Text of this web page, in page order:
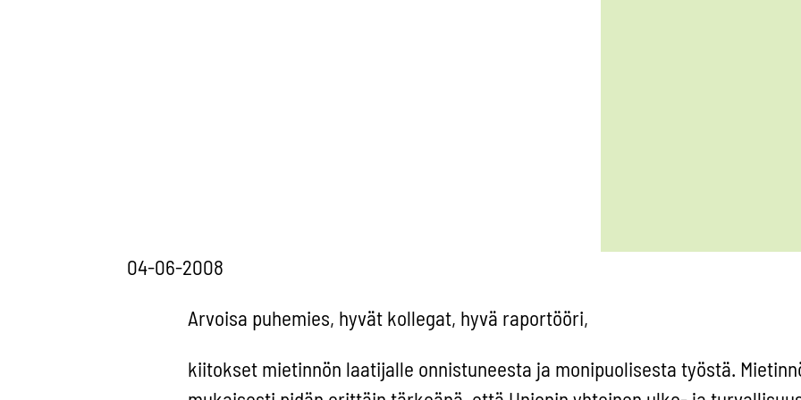
04-06-2008
Arvoisa puhemies, hyvät kollegat, hyvä raportööri,
kiitokset mietinnön laatijalle onnistuneesta ja monipuolisesta työstä.